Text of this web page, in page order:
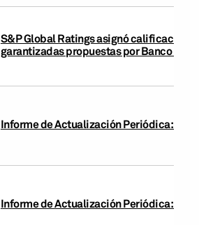
S&P Global Ratings asignó calificación
garantizadas propuestas por Banco
Informe de Actualización Periódica:
Informe de Actualización Periódica: